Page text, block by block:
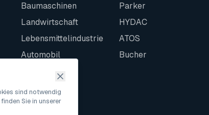
Baumaschinen
Landwirtschaft
Lebensmittelindustrie
Automobil
Intralogistik
Parker
HYDAC
ATOS
Bucher
sind notwendig
Sie in unserer